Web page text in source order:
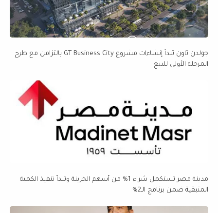
جولدن تاون تبدأ إنشاءات مشروع GT Business City بالتزامن مع طرح
المرحلة الأولى للبيع
مدينة مصر تستكمل شراء 1% من أسهم الخزينة وتبدأ تنفيذ الكمية
المتبقية ضمن برنامج الـ2%